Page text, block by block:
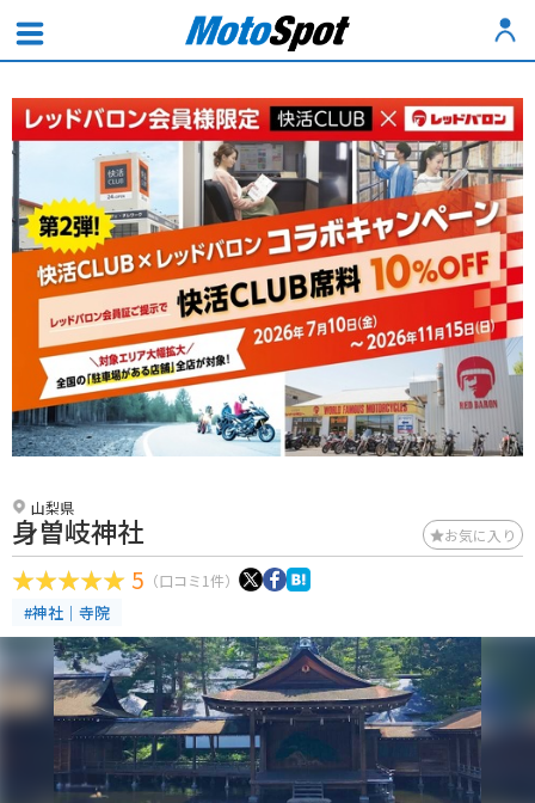
山梨県
身曽岐神社 お気に入り
5 （口コミ1件）
#神社｜寺院